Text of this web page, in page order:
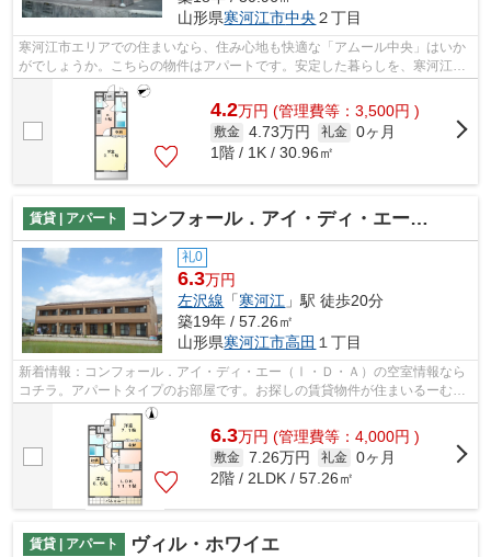
山形県寒河江市中央 ２丁目
寒河江市エリアでの住まいなら、住み心地も快適な「アムール中央」はいか
がでしょうか。こちらの物件はアパートです。安定した暮らしを、寒河江駅
周辺でお求めなら住まいるーむ情報館...
4.2万円 (管理費等：3,500円 )
敷金 4.73万円 礼金 0ヶ月
1階 / 1K / 30.96㎡
賃貸 | アパート コンフォール．アイ・ディ・エー（Ⅰ・Ｄ・Ａ）
礼0
6.3万円
左沢線 「寒河江 」駅 徒歩20分
築19年 / 57.26㎡
山形県寒河江市高田 １丁目
新着情報：コンフォール．アイ・ディ・エー（Ⅰ・Ｄ・Ａ）の空室情報なら
コチラ。アパートタイプのお部屋です。お探しの賃貸物件が住まいるーむ情
報館で取り扱っている物件から見つかる...
6.3万円 (管理費等：4,000円 )
敷金 7.26万円 礼金 0ヶ月
2階 / 2LDK / 57.26㎡
賃貸 | アパート ヴィル・ホワイエ